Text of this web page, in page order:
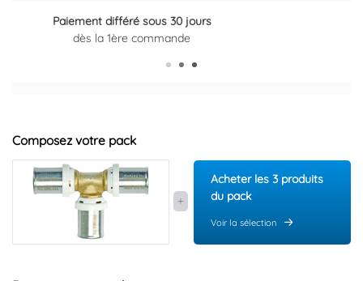
Retour gratuit sous 14 jours
Plus d'informations ici
Composez votre pack
Acheter les 3 produits
du pack
Voir la sélection